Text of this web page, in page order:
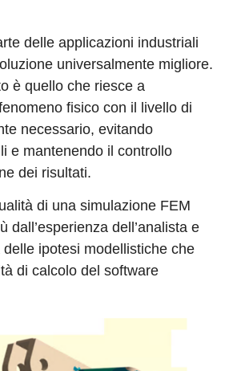
delle applicazioni industriali
universalmente migliore.
è quello che riesce a
fisico con il livello di
necessario, evitando
e mantenendo il controllo
dei risultati.
di una simulazione FEM
dall’esperienza dell’analista e
ipotesi modellistiche che
di calcolo del software